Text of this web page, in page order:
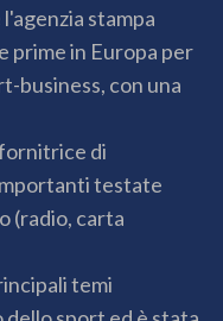
stampa
prime in Europa per
business, con una
di
testate
(radio, carta
temi